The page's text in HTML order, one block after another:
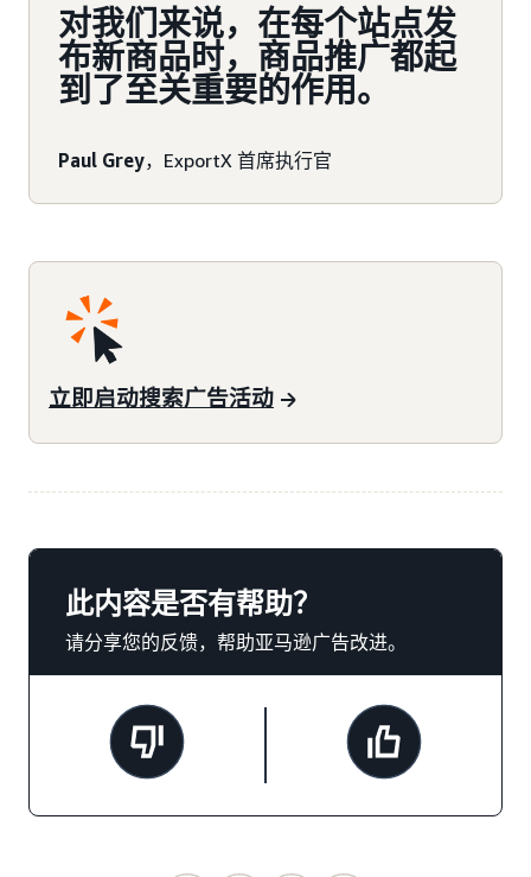
对我们来说，在每个站点发
布新商品时，商品推广都起
到了至关重要的作用。
Paul Grey，ExportX 首席执行官
立即启动搜索广告活动
此内容是否有帮助？
请分享您的反馈，帮助亚马逊广告改进。